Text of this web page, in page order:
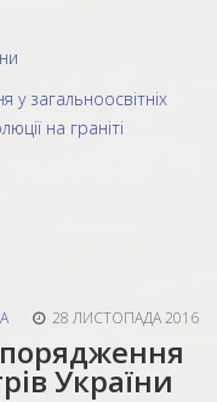
у загальноосвітніх
на граніті
28 ЛИСТОПАДА 2016
України